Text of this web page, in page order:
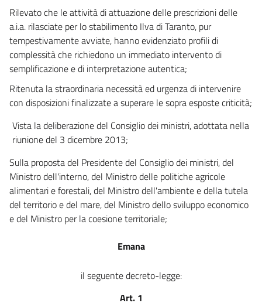
Rilevato che le attività di attuazione delle prescrizioni delle
a.i.a. rilasciate per lo stabilimento Ilva di Taranto, pur
tempestivamente avviate, hanno evidenziato profili di
complessità che richiedono un immediato intervento di
semplificazione e di interpretazione autentica;
Ritenuta la straordinaria necessità ed urgenza di intervenire
con disposizioni finalizzate a superare le sopra esposte criticità;
Vista la deliberazione del Consiglio dei ministri, adottata nella
riunione del 3 dicembre 2013;
Sulla proposta del Presidente del Consiglio dei ministri, del
Ministro dell'interno, del Ministro delle politiche agricole
alimentari e forestali, del Ministro dell'ambiente e della tutela
del territorio e del mare, del Ministro dello sviluppo economico
e del Ministro per la coesione territoriale;
Emana
il seguente decreto-legge:
Art. 1